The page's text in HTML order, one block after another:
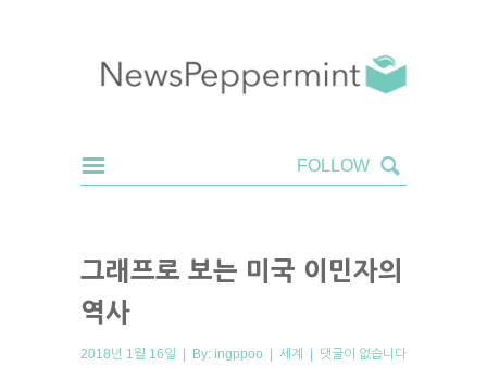
그래프로 보는 미국 이민자의
역사
2018년 1월 16일 | By: ingppoo | 세계 | 댓글이 없습니다